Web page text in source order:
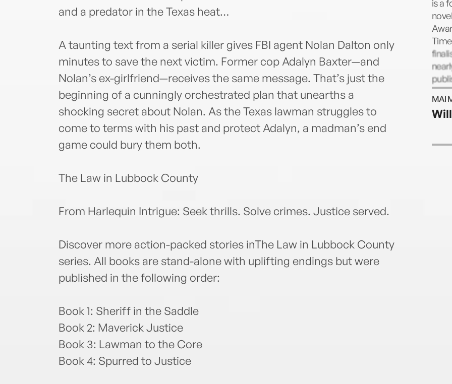
and a predator in the Texas heat…
A taunting text from a serial killer gives FBI agent Nolan Dalton only
minutes to save the next victim. Former cop Adalyn Baxter—and
Nolan’s ex-girlfriend—receives the same message. That’s just the
beginning of a cunningly orchestrated plan that unearths a
shocking secret about Nolan. As the Texas lawman struggles to
come to terms with his past and protect Adalyn, a madman’s end
game could bury them both.
The Law in Lubbock County
From Harlequin Intrigue: Seek thrills. Solve crimes. Justice served.
Discover more action-packed stories inThe Law in Lubbock County
series. All books are stand-alone with uplifting endings but were
published in the following order:
Book 1: Sheriff in the Saddle
Book 2: Maverick Justice
Book 3: Lawman to the Core
Book 4: Spurred to Justice
is a
MAI